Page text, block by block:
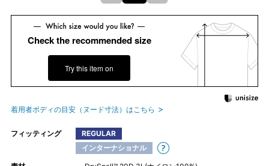
Check the recommended size
Try this item on
着用者ボディの目安（ヌード寸法）はこちら
フィッティング
REGULAR
インターナショナル